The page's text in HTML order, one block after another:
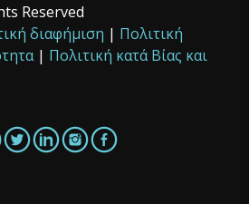
Reserved
διαφήμιση | Πολιτική
| Πολιτική κατά Βίας και